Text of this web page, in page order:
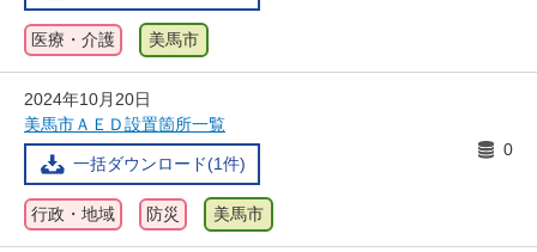
医療・介護 美馬市
2024年10月20日
美馬市ＡＥＤ設置箇所一覧
一括ダウンロード(1件)
0
行政・地域 防災 美馬市